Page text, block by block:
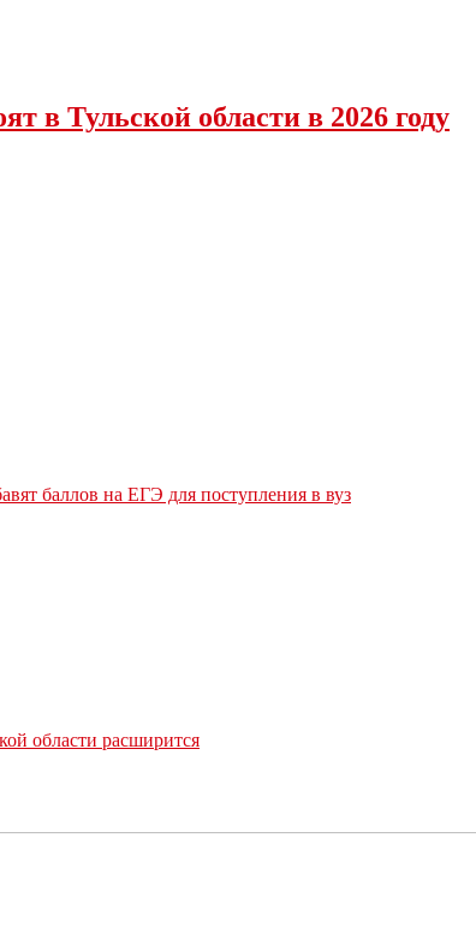
в Тульской области в 2026 году
баллов на ЕГЭ для поступления в вуз
области расширится